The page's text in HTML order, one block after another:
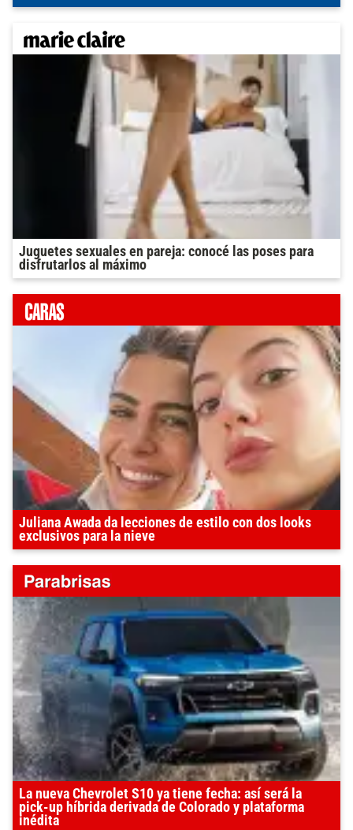
Juguetes sexuales en pareja: conocé las poses para
disfrutarlos al máximo
Juliana Awada da lecciones de estilo con dos looks
exclusivos para la nieve
La nueva Chevrolet S10 ya tiene fecha: así será la
pick-up híbrida derivada de Colorado y plataforma
inédita